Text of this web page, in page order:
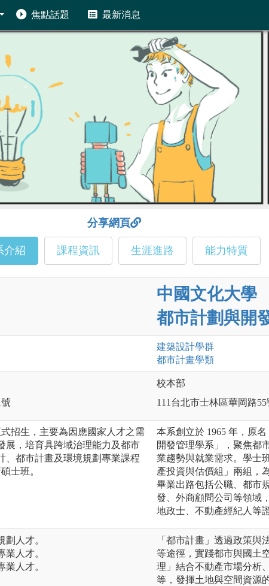
焦點話題 最新消息
分享網頁
介紹 課程資訊 生涯進路 能力特質
中國文化大學
都市計劃與開
建築設計學群
都市計畫學類
校本部
111台北市士林區華岡路55
招生，主要為因應國家人才之需
展，培育具跨域治理能力及都市
、都市計畫及環境規劃專業課程
士班。
本系創立於 1965 年，原
開發管理學系」，聚焦都
業趨勢與就業需求。學士
產投資與估價組」兩組，
畢業出路包括公職、都市
發、外商顧問公司等領域
地政士、不動產經紀人等證
人才。
人才。
人才。
「都市計畫」透過政策
等途徑，實踐都市與國土
理」結合不動產市場分析
等，發揮土地與空間資源